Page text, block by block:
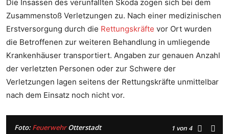
Die Insassen des verunfallten Skoda zogen sich bei dem
Zusammenstoß Verletzungen zu. Nach einer medizinischen
Erstversorgung durch die Rettungskräfte vor Ort wurden
die Betroffenen zur weiteren Behandlung in umliegende
Krankenhäuser transportiert. Angaben zur genauen Anzahl
der verletzten Personen oder zur Schwere der
Verletzungen lagen seitens der Rettungskräfte unmittelbar
nach dem Einsatz noch nicht vor.
Foto:FeuerwehrOtterstadt 1 von 4